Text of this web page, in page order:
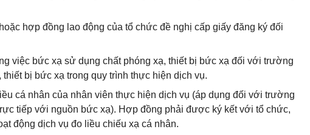
hợp đồng lao động của tổ chức đề nghị cấp giấy đăng ký đối
việc bức xạ sử dụng chất phóng xạ, thiết bị bức xạ đối với trường
bị bức xạ trong quy trình thực hiện dịch vụ.
cá nhân của nhân viên thực hiện dịch vụ (áp dụng đối với trường
tiếp với nguồn bức xạ). Hợp đồng phải được ký kết với tổ chức,
động dịch vụ đo liều chiếu xạ cá nhân.